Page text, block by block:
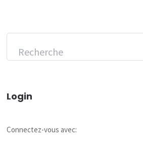
Login
Connectez-vous avec: